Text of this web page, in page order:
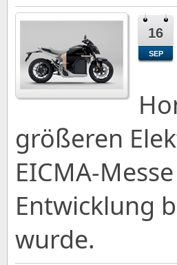
16
SEP
größeren
EICMA-
Entwicklung
wurde.